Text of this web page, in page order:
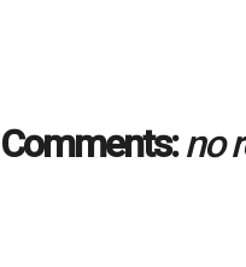
Comments:no